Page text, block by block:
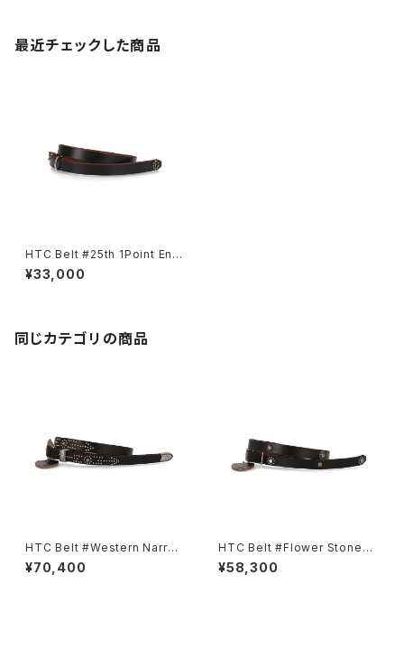
最近チェックした商品
HTC Belt #25th 1Point End
Flower Stone 0.75
¥33,000
同じカテゴリの商品
HTC Belt #Western Narrow
Born&Arrow Umbrella 0.75
¥70,400
HTC Belt #Flower Stone40
0.75
¥58,300